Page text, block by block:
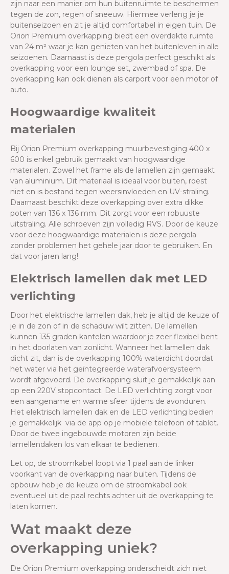
zijn naar een manier om hun buitenruimte te beschermen
tegen de zon, regen of sneeuw. Hiermee verleng je je
buitenseizoen en zit je altijd comfortabel in eigen tuin. De
Orion Premium overkapping biedt een overdekte ruimte
van 24 m² waar je kan genieten van het buitenleven in alle
seizoenen. Daarnaast is deze pergola perfect geschikt als
overkapping voor een lounge set, zwembad of spa. De
overkapping kan ook dienen als carport voor een motor of
auto.
Hoogwaardige kwaliteit
materialen
Bij Orion Premium overkapping muurbevestiging 400 x
600 is enkel gebruik gemaakt van hoogwaardige
materialen. Zowel het frame als de lamellen zijn gemaakt
van aluminium. Dit materiaal is ideaal voor buiten, roest
niet en is bestand tegen weersinvloeden en UV-straling.
Daarnaast beschikt deze overkapping over extra dikke
poten van 136 x 136 mm. Dit zorgt voor een robuuste
uitstraling. Alle schroeven zijn volledig RVS. Door de keuze
voor deze hoogwaardige materialen is deze pergola
zonder problemen het gehele jaar door te gebruiken. En
dat voor jaren lang!
Elektrisch lamellen dak met LED
verlichting
Door het elektrische lamellen dak, heb je altijd de keuze of
je in de zon of in de schaduw wilt zitten. De lamellen
kunnen 135 graden kantelen waardoor je zeer flexibel bent
in het doorlaten van zonlicht. Wanneer het lamellen dak
dicht zit, dan is de overkapping 100% waterdicht doordat
het water via het geïntegreerde waterafvoersysteem
wordt afgevoerd. De overkapping sluit je gemakkelijk aan
op een 220V stopcontact. De LED verlichting zorgt voor
een aangename en warme sfeer tijdens de avonduren.
Het elektrisch lamellen dak en de LED verlichting bedien
je gemakkelijk via de app op je mobiele telefoon of tablet.
Door de twee ingebouwde motoren zijn beide
lamellendaken los van elkaar te bedienen.
Let op, de stroomkabel loopt via 1 paal aan de linker
voorkant van de overkapping naar buiten. Tijdens de
opbouw heb je de keuze om de stroomkabel ook
eventueel uit de paal rechts achter uit de overkapping te
laten komen.
Wat maakt deze
overkapping uniek?
De Orion Premium overkapping onderscheidt zich niet